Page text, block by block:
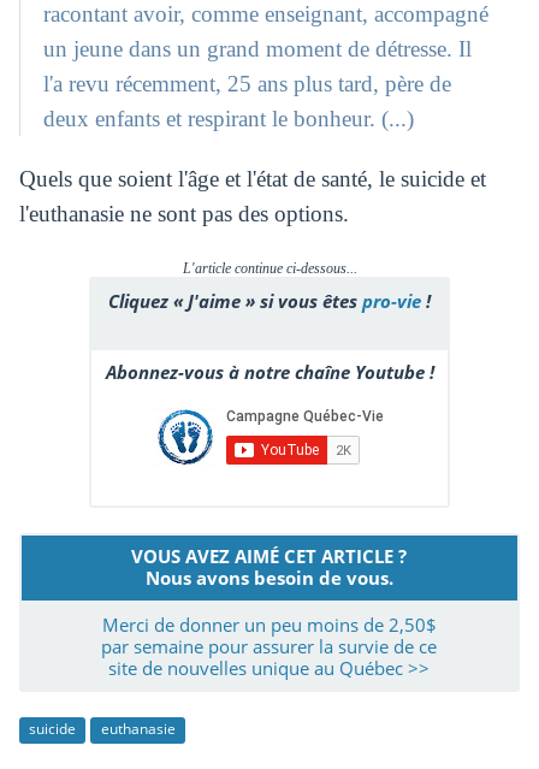
racontant avoir, comme enseignant, accompagné
un jeune dans un grand moment de détresse. Il
l'a revu récemment, 25 ans plus tard, père de
deux enfants et respirant le bonheur. (...)
Quels que soient l'âge et l'état de santé, le suicide et
l'euthanasie ne sont pas des options.
L'article continue ci-dessous...
Cliquez « J'aime » si vous êtes pro-vie !
Abonnez-vous à notre chaîne Youtube !
VOUS AVEZ AIMÉ CET ARTICLE ?
Nous avons besoin de vous.
Merci de donner un peu moins de 2,50$
par semaine pour assurer la survie de ce
site de nouvelles unique au Québec >>
suicide euthanasie